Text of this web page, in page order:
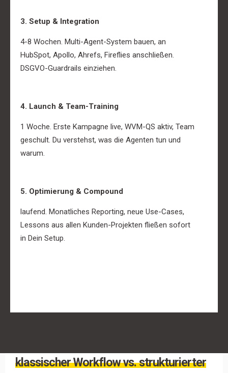
3. Setup & Integration
4-8 Wochen. Multi-Agent-System bauen, an
HubSpot, Apollo, Ahrefs, Fireflies anschließen.
DSGVO-Guardrails einziehen.
4. Launch & Team-Training
1 Woche. Erste Kampagne live, WVM-QS aktiv, Team
geschult. Du verstehst, was die Agenten tun und
warum.
5. Optimierung & Compound
laufend. Monatliches Reporting, neue Use-Cases,
Lessons aus allen Kunden-Projekten fließen sofort
in Dein Setup.
klassischer Workflow vs. strukturierter